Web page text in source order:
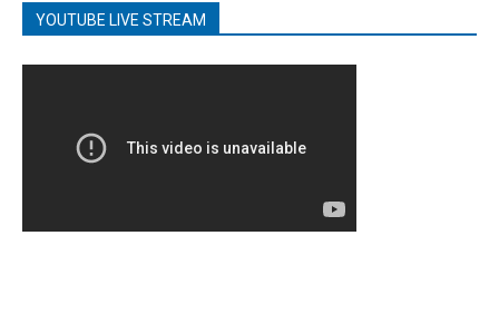
YOUTUBE LIVE STREAM